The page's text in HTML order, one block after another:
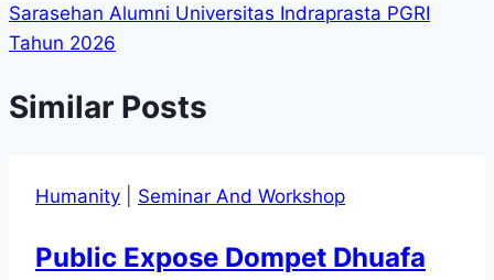
Sarasehan Alumni Universitas Indraprasta PGRI
Tahun 2026
Similar Posts
Humanity Seminar And Workshop
Public Expose Dompet Dhuafa